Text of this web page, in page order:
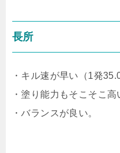
長所
・キル速が早い（1発
・塗り能力もそこそこ高
・バランスが良い。